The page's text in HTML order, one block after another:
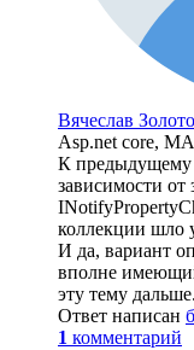
Вячеслав
Asp.net core,
К предыдущему
зависимости от
коллекции шло
И да, вариант
вполне
эту тему дальше.
Ответ написан
1 комментарий